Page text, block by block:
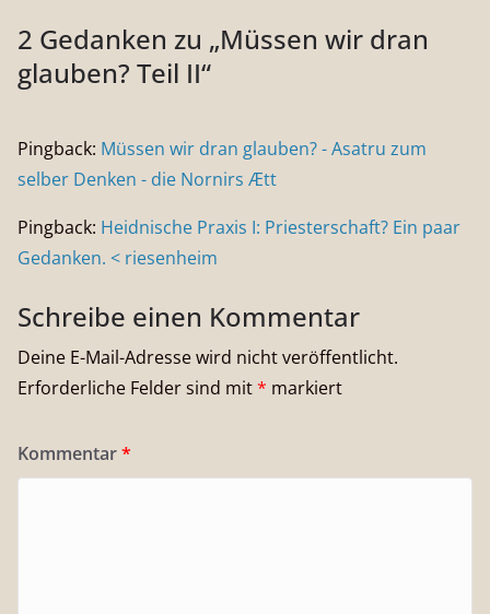
2 Gedanken zu „Müssen wir dran
glauben? Teil II“
Pingback: Müssen wir dran glauben? - Asatru zum
selber Denken - die Nornirs Ætt
Pingback: Heidnische Praxis I: Priesterschaft? Ein paar
Gedanken. < riesenheim
Schreibe einen Kommentar
Deine E-Mail-Adresse wird nicht veröffentlicht.
Erforderliche Felder sind mit* markiert
Kommentar*